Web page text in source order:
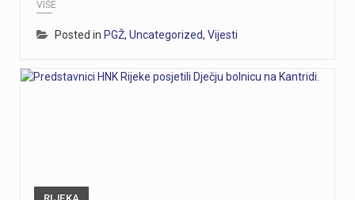
VIŠE
Posted in PGŽ, Uncategorized, Vijesti